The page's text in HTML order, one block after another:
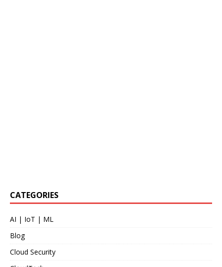
CATEGORIES
AI | IoT | ML
Blog
Cloud Security